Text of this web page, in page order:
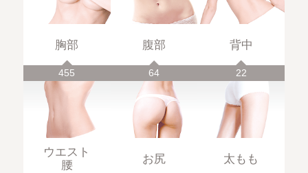
胸部
455
腹部
64
背中
22
ウエスト
腰
お尻 太もも